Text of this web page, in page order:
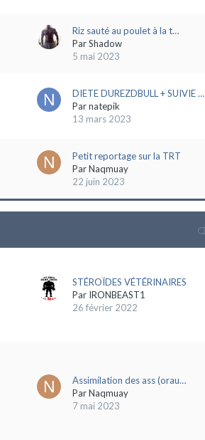
Riz sauté au poulet à la t…
ParShadow
5 mai 2023
DIETE DUREZDBULL + SUIVIE …
Parnatepik
13 mars 2023
Petit reportage sur la TRT
ParNaqmuay
22 juin 2023
STÉROÏDES VÉTÉRINAIRES
Par IRONBEAST1
26 février 2022
Assimilation des ass (orau…
ParNaqmuay
7 mai 2023